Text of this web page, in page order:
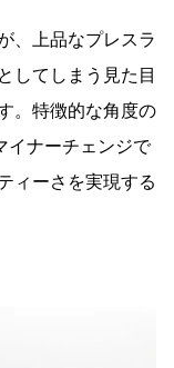
、上品なプレスラ
してしまう見た目
。特徴的な角度の
イナーチェンジで
ィーさを実現する